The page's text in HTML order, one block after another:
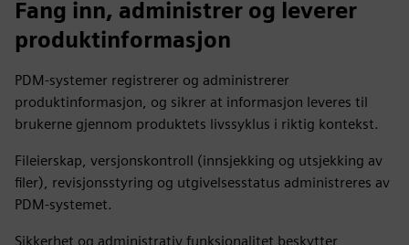
Fang inn, administrer og leverer
produktinformasjon
PDM-systemer registrerer og administrerer
produktinformasjon, og sikrer at informasjon leveres til
brukerne gjennom produktets livssyklus i riktig kontekst.
Fileierskap, versjonskontroll (innsjekking og utsjekking av
filer), revisjonsstyring og utgivelsesstatus administreres av
PDM-systemet.
Sikkerhet og administrativ funksjonalitet beskytter